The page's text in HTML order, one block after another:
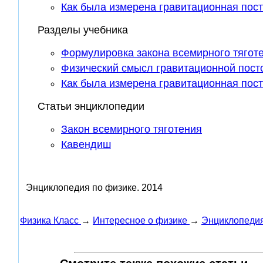
Как была измерена гравитационная
Разделы учебника
Формулировка закона всемирного
Физический смысл гравитационной
Как была измерена гравитационная
Статьи энциклопедии
Закон всемирного тяготения
Кавендиш
Энциклопедия по физике. 2014
Физика Класс → Интересное о физике →